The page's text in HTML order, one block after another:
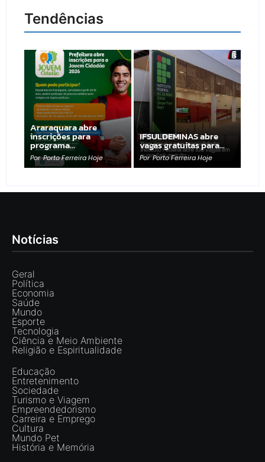
Tendências
Araraquara abre
inscrições para
programa…
Por Porto Ferreira Hoje
IFSULDEMINAS abre
vagas gratuitas para…
Por Porto Ferreira Hoje
Notícias
Geral
Política
Economia
Saúde
Mundo
Esporte
Tecnologia
Ciência e Meio Ambiente
Religião e Espiritualidade
Educação
Entretenimento
Sociedade
Turismo e Viagem
Empreendedorismo
Carreira e Emprego
Cultura
Mundo Pet
História e Memória